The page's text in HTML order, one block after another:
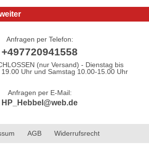
Anfragen per Telefon:
+497720941558
(nur Versand) - Dienstag bis
Uhr und Samstag 10.00-15.00 Uhr
Anfragen per E-Mail:
HP_Hebbel@web.de
AGB Widerrufsrecht